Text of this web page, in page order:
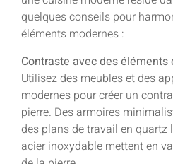
quelques conseils pour
éléments modernes :
Contraste avec des
Utilisez des meubles et des
modernes pour créer un
pierre. Des armoires
des plans de travail en quartz
acier inoxydable mettent en